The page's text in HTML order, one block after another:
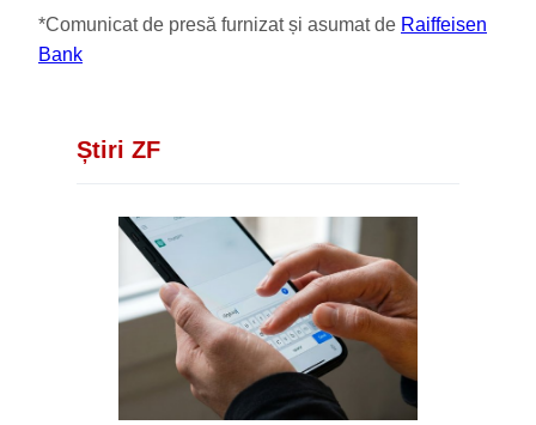
*Comunicat de presă furnizat și asumat de Raiffeisen
Bank
Știri ZF